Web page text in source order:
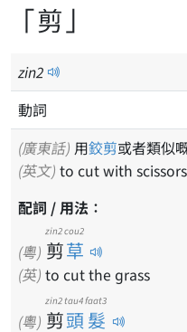
「剪」
zin2
動詞
(廣東話) 用鉸剪或者類似
(英文) to cut with
配詞 / 用法：
(粵) 剪
zin2
草
cou2
(英) to cut the grass
(粵) 剪
zin2
頭髮
tau4 faat3